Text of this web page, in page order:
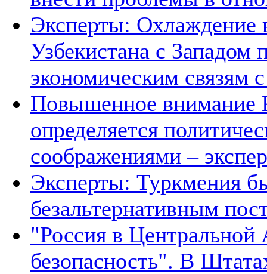
Эксперты: Охлаждение
Узбекистана с
экономическим связям
Повышенное внимание
определяется
соображениями –
Эксперты: Туркмения
безальтернативным
"Россия в Центральной
безопасность". В